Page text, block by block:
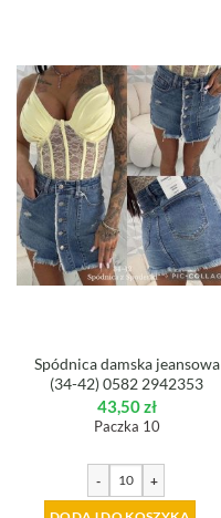
Spódnica damska jeansowa
(34-42) 0582 2942353
43,50zł
Paczka 10
- +